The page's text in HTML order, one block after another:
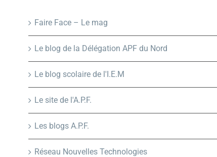
Faire Face – Le mag
Le blog de la Délégation APF du Nord
Le blog scolaire de l'I.E.M
Le site de l'A.P.F.
Les blogs A.P.F.
Réseau Nouvelles Technologies